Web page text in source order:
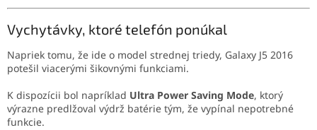
Vychytávky, ktoré telefón ponúkal
Napriek tomu, že ide o model strednej triedy, Galaxy J5 2016
potešil viacerými šikovnými funkciami.
K dispozícii bol napríklad Ultra Power Saving Mode, ktorý
výrazne predlžoval výdrž batérie tým, že vypínal nepotrebné
funkcie.